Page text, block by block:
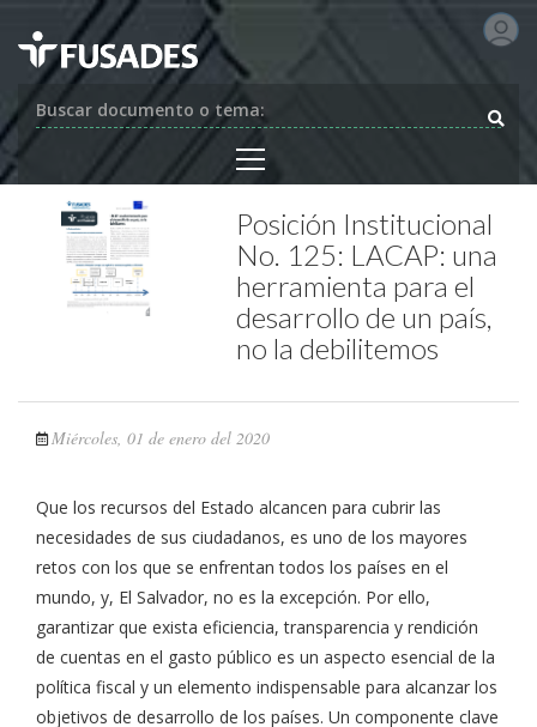
Buscar documento o tema:
Posición Institucional
No. 125: LACAP: una
herramienta para el
desarrollo de un país,
no la debilitemos
Miércoles, 01 de enero del 2020
Que los recursos del Estado alcancen para cubrir las
necesidades de sus ciudadanos, es uno de los mayores
retos con los que se enfrentan todos los países en el
mundo, y, El Salvador, no es la excepción. Por ello,
garantizar que exista eficiencia, transparencia y rendición
de cuentas en el gasto público es un aspecto esencial de la
política fiscal y un elemento indispensable para alcanzar los
objetivos de desarrollo de los países. Un componente clave